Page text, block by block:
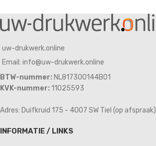
uw-drukwerk.online
Email: info@uw-drukwerk.online
BTW-nummer: NL817300144B01
KVK-nummer: 11025593
Adres: Duifkruid 175 - 4007 SW Tiel (op afspraak)
INFORMATIE / LINKS